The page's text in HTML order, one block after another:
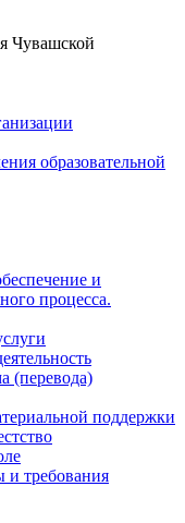
образовательной
и
процесса.
(перевода)
поддержки
и требования